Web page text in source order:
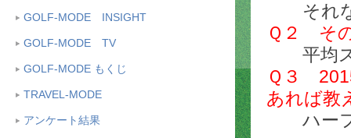
GOLF-MODE INSIGHT
GOLF-MODE TV
GOLF-MODE もくじ
TRAVEL-MODE
アンケート結果
それな
Ｑ２ そ
平均ス
Ｑ３
あれば教
ハーフ